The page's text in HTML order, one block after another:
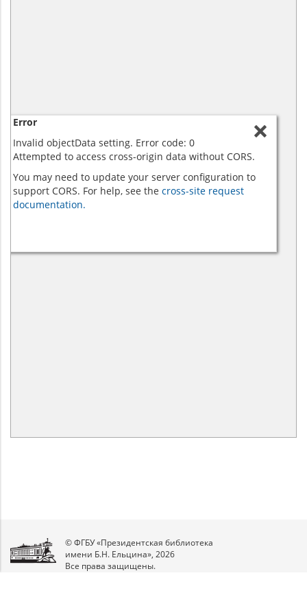
Error
Invalid objectData setting. Error code: 0
Attempted to access cross-origin data without CORS.
You may need to update your server configuration to
support CORS. For help, see the cross-site request
documentation.
© ФГБУ «Президентская библиотека
имени Б.Н. Ельцина», 2026
Все права защищены.